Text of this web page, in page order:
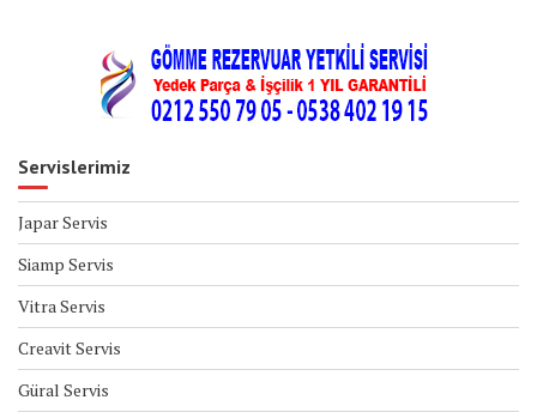
Servislerimiz
Japar Servis
Siamp Servis
Vitra Servis
Creavit Servis
Güral Servis